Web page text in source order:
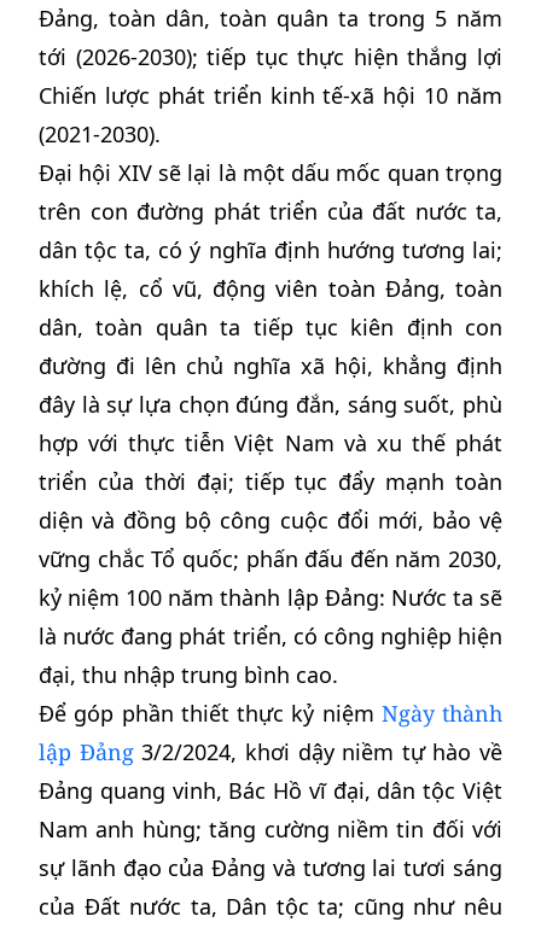
Đảng, toàn dân, toàn quân ta trong 5 năm
tới (2026-2030); tiếp tục thực hiện thắng lợi
Chiến lược phát triển kinh tế-xã hội 10 năm
(2021-2030).
Đại hội XIV sẽ lại là một dấu mốc quan trọng
trên con đường phát triển của đất nước ta,
dân tộc ta, có ý nghĩa định hướng tương lai;
khích lệ, cổ vũ, động viên toàn Đảng, toàn
dân, toàn quân ta tiếp tục kiên định con
đường đi lên chủ nghĩa xã hội, khẳng định
đây là sự lựa chọn đúng đắn, sáng suốt, phù
hợp với thực tiễn Việt Nam và xu thế phát
triển của thời đại; tiếp tục đẩy mạnh toàn
diện và đồng bộ công cuộc đổi mới, bảo vệ
vững chắc Tổ quốc; phấn đấu đến năm 2030,
kỷ niệm 100 năm thành lập Đảng: Nước ta sẽ
là nước đang phát triển, có công nghiệp hiện
đại, thu nhập trung bình cao.
Để góp phần thiết thực kỷ niệm Ngày thành
lập Đảng3/2/2024, khơi dậy niềm tự hào về
Đảng quang vinh, Bác Hồ vĩ đại, dân tộc Việt
Nam anh hùng; tăng cường niềm tin đối với
sự lãnh đạo của Đảng và tương lai tươi sáng
của Đất nước ta, Dân tộc ta; cũng như nêu